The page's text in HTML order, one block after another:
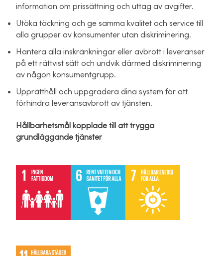
information om prissättning och uttag av avgifter.
Utöka täckning och ge samma kvalitet och service till
alla grupper av konsumenter utan diskriminering.
Hantera alla inskränkningar eller avbrott i leveranser
på ett rättvist sätt och undvik därmed diskriminering
av någon konsumentgrupp.
Upprätthåll och uppgradera dina system för att
förhindra leveransavbrott av tjänsten.
Hållbarhetsmål kopplade till att trygga
grundläggande tjänster